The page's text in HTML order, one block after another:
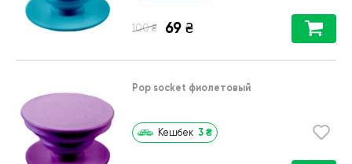
100 ₴ 69 ₴
Pop socket фиолетовый
Кешбек 3 ₴